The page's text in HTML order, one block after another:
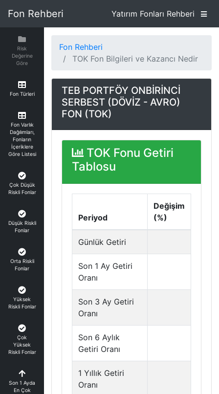
Fon Rehberi Yatırım Fonları Rehberi
Risk
Değerine
Göre
Fon Türleri
Fon Varlık
Dağılımları,
Fonların
İçeriklere
Göre Listesi
Çok Düşük
Riskli Fonlar
Düşük Riskli
Fonlar
Orta Riskli
Fonlar
Yüksek
Riskli Fonlar
Çok
Yüksek
Riskli Fonlar
Son 1 Ayda
En Çok
Fon Rehberi
TOK Fon Bilgileri ve Kazancı Nedir
TEB PORTFÖY ONBİRİNCİ
SERBEST (DÖVİZ - AVRO)
FON (TOK)
TOK Fonu Getiri
Tablosu
Periyod
Değişim
(%)
Günlük Getiri
Son 1 Ay Getiri
Oranı
Son 3 Ay Getiri
Oranı
Son 6 Aylık
Getiri Oranı
1 Yıllık Getiri
Oranı